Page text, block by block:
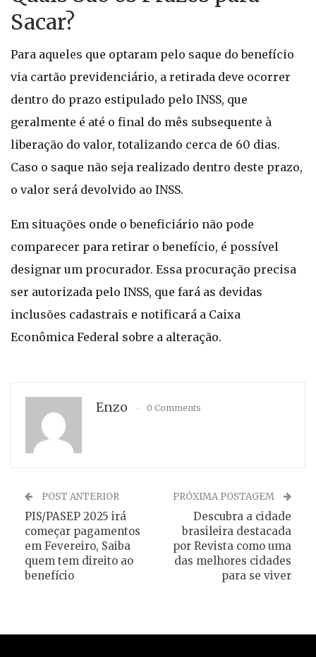
Sacar?
Para aqueles que optaram pelo saque do benefício
via cartão previdenciário, a retirada deve ocorrer
dentro do prazo estipulado pelo INSS, que
geralmente é até o final do mês subsequente à
liberação do valor, totalizando cerca de 60 dias.
Caso o saque não seja realizado dentro deste prazo,
o valor será devolvido ao INSS.
Em situações onde o beneficiário não pode
comparecer para retirar o benefício, é possível
designar um procurador. Essa procuração precisa
ser autorizada pelo INSS, que fará as devidas
inclusões cadastrais e notificará a Caixa
Econômica Federal sobre a alteração.
Enzo 0 Comments
POST ANTERIOR
PIS/PASEP 2025 irá
começar pagamentos
em Fevereiro, Saiba
quem tem direito ao
benefício
PRÓXIMA POSTAGEM
Descubra a cidade
brasileira destacada
por Revista como uma
das melhores cidades
para se viver